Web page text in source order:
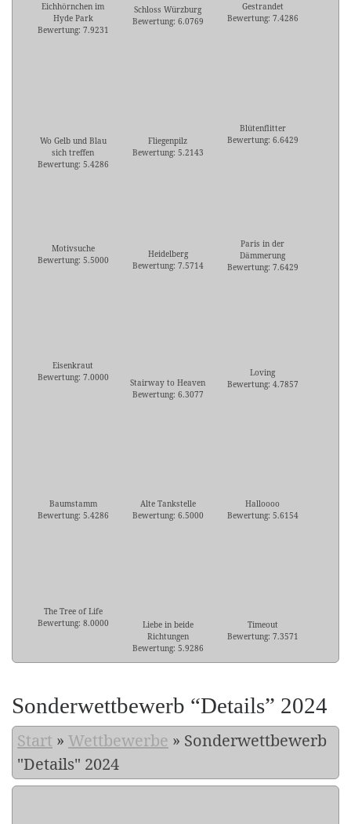
Eichhörnchen im
Hyde Park
Bewertung: 7.9231
Schloss Würzburg
Bewertung: 6.0769
Gestrandet
Bewertung: 7.4286
Wo Gelb und Blau
sich treffen
Bewertung: 5.4286
Fliegenpilz
Bewertung: 5.2143
Blütenflitter
Bewertung: 6.6429
Motivsuche
Bewertung: 5.5000
Heidelberg
Bewertung: 7.5714
Paris in der
Dämmerung
Bewertung: 7.6429
Eisenkraut
Bewertung: 7.0000
Stairway to Heaven
Bewertung: 6.3077
Loving
Bewertung: 4.7857
Baumstamm
Bewertung: 5.4286
Alte Tankstelle
Bewertung: 6.5000
Halloooo
Bewertung: 5.6154
The Tree of Life
Bewertung: 8.0000
Liebe in beide
Richtungen
Bewertung: 5.9286
Timeout
Bewertung: 7.3571
Sonderwettbewerb “Details” 2024
Start » Wettbewerbe » Sonderwettbewerb
"Details" 2024